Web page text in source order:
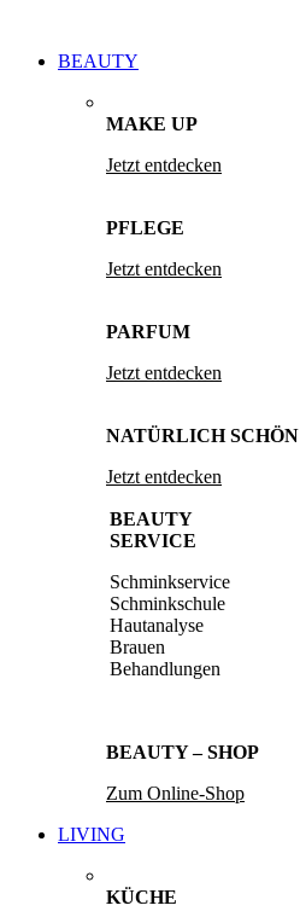
BEAUTY
MAKE UP
Jetzt entdecken
PFLEGE
Jetzt entdecken
PARFUM
Jetzt entdecken
NATÜRLICH SCHÖN
Jetzt entdecken
BEAUTY
SERVICE
Schminkservice
Schminkschule
Hautanalyse
Brauen
Behandlungen
BEAUTY – SHOP
Zum Online-Shop
LIVING
KÜCHE